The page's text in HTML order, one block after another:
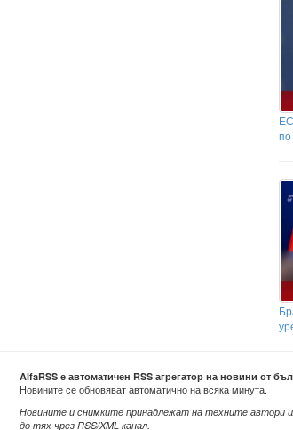
AlfaRSS е автоматичен RSS агрегатор на новини от
Новините се обновяват автоматично на всяка минута.
Новините и снимките принадлежат на техните автори
до тях чрез RSS/XML канал.